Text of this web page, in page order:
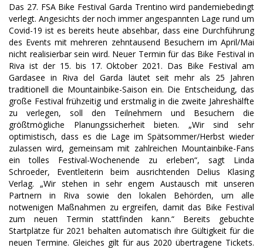
Das 27. FSA Bike Festival Garda Trentino wird pandemiebedingt
verlegt. Angesichts der noch immer angespannten Lage rund um
Covid-19 ist es bereits heute absehbar, dass eine Durchführung
des Events mit mehreren zehntausend Besuchern im April/Mai
nicht realisierbar sein wird. Neuer Termin für das Bike Festival in
Riva ist der 15. bis 17. Oktober 2021. Das Bike Festival am
Gardasee in Riva del Garda läutet seit mehr als 25 Jahren
traditionell die Mountainbike-Saison ein. Die Entscheidung, das
große Festival frühzeitig und erstmalig in die zweite Jahreshälfte
zu verlegen, soll den Teilnehmern und Besuchern die
größtmögliche Planungssicherheit bieten. „Wir sind sehr
optimistisch, dass es die Lage im Spätsommer/Herbst wieder
zulassen wird, gemeinsam mit zahlreichen Mountainbike-Fans
ein tolles Festival-Wochenende zu erleben“, sagt Linda
Schroeder, Eventleiterin beim ausrichtenden Delius Klasing
Verlag. „Wir stehen in sehr engem Austausch mit unseren
Partnern in Riva sowie den lokalen Behörden, um alle
notwenigen Maßnahmen zu ergreifen, damit das Bike Festival
zum neuen Termin stattfinden kann.“ Bereits gebuchte
Startplätze für 2021 behalten automatisch ihre Gültigkeit für die
neuen Termine. Gleiches gilt für aus 2020 übertragene Tickets.